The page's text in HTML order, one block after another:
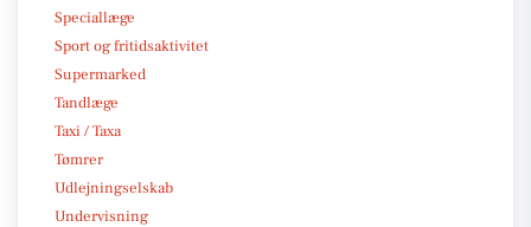
Speciallæge
Sport og fritidsaktivitet
Supermarked
Tandlæge
Taxi / Taxa
Tømrer
Udlejningselskab
Undervisning